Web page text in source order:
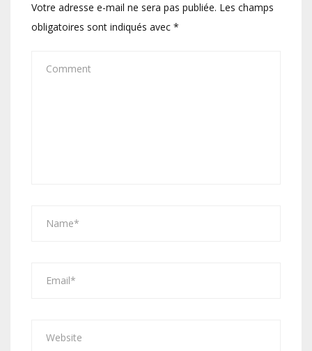
Votre adresse e-mail ne sera pas publiée. Les champs
obligatoires sont indiqués avec *